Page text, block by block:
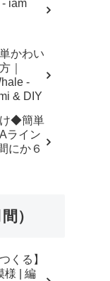
くん
- iam
かわい
｜
-
& DIY
け◆簡単
ライン
にか６
）
くる】
様 | 編